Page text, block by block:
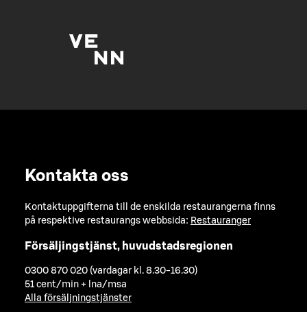
Kontakta oss
Kontaktuppgifterna till de enskilda restaurangerna finns
på respektive restaurangs webbsida: Restauranger
Försäljingstjänst, huvudstadsregionen
0300 870 020 (vardagar kl. 8.30-16.30)
51 cent/min + lna/msa
Alla försäljningstjänster